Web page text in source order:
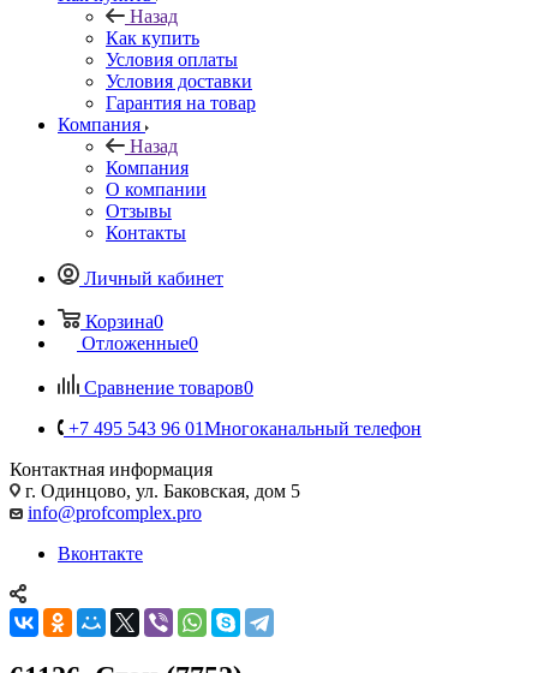
Назад
Как купить
Условия оплаты
Условия доставки
Гарантия на товар
Компания
Назад
Компания
О компании
Отзывы
Контакты
Личный кабинет
Корзина0
Отложенные0
Сравнение товаров0
+7 495 543 96 01Многоканальный телефон
Контактная информация
г. Одинцово, ул. Баковская, дом 5
info@profcomplex.pro
Вконтакте